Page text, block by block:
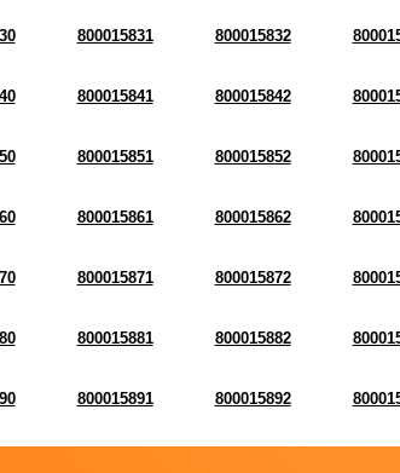
800015831 800015832
800015841 800015842
800015851 800015852
800015861 800015862
800015871 800015872
800015881 800015882
800015891 800015892